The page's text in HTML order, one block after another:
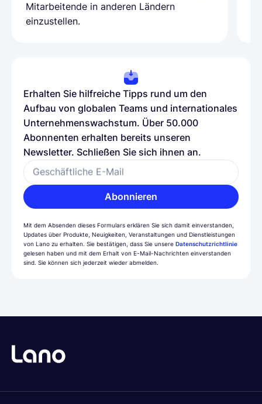
Mitarbeitende in anderen Ländern
einzustellen.
Erhalten Sie hilfreiche Tipps rund um den
Aufbau von globalen Teams und internationales
Unternehmenswachstum. Über 50.000
Abonnenten erhalten bereits unseren
Newsletter. Schließen Sie sich ihnen an.
Geschäftliche E-Mail
Abonnieren
Mit dem Absenden dieses Formulars erklären Sie sich damit einverstanden,
Updates über Produkte, Neuigkeiten, Veranstaltungen und Dienstleistungen
von Lano zu erhalten. Sie bestätigen, dass Sie unsere Datenschutzrichtlinie
gelesen haben und mit dem Erhalt von E-Mail-Nachrichten einverstanden
sind. Sie können sich jederzeit wieder abmelden.